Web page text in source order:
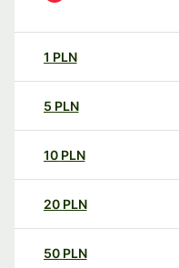
1 PLN
5 PLN
10 PLN
20 PLN
50 PLN